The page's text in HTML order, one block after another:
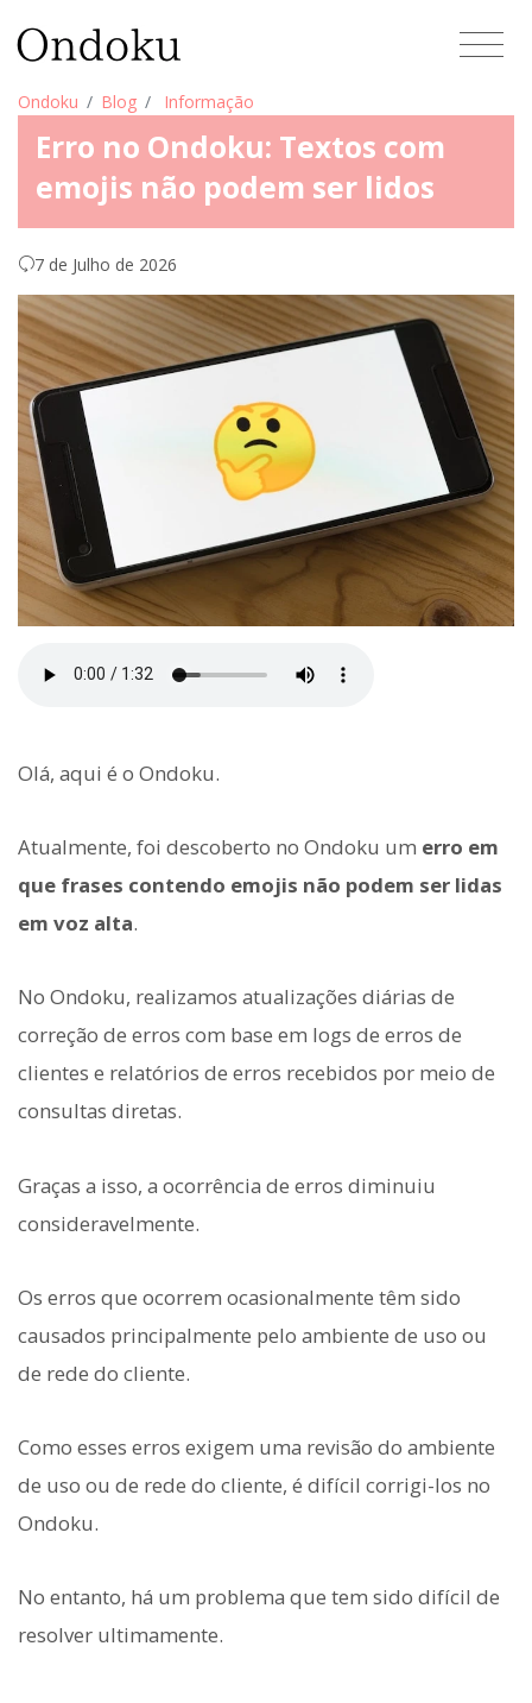
Ondoku Blog Informação
Erro no Ondoku: Textos com
emojis não podem ser lidos
7 de Julho de 2026
Olá, aqui é o Ondoku.
Atualmente, foi descoberto no Ondoku um erro em
que frases contendo emojis não podem ser lidas
em voz alta.
No Ondoku, realizamos atualizações diárias de
correção de erros com base em logs de erros de
clientes e relatórios de erros recebidos por meio de
consultas diretas.
Graças a isso, a ocorrência de erros diminuiu
consideravelmente.
Os erros que ocorrem ocasionalmente têm sido
causados principalmente pelo ambiente de uso ou
de rede do cliente.
Como esses erros exigem uma revisão do ambiente
de uso ou de rede do cliente, é difícil corrigi-los no
Ondoku.
No entanto, há um problema que tem sido difícil de
resolver ultimamente.